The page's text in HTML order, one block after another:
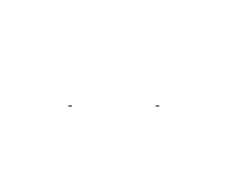
- -